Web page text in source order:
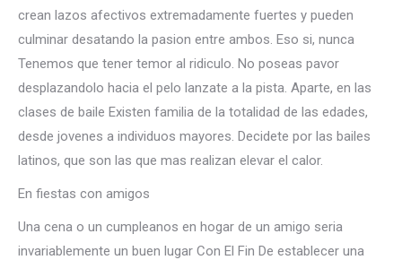
crean lazos afectivos extremadamente fuertes y pueden
culminar desatando la pasion entre ambos. Eso si, nunca
Tenemos que tener temor al ridiculo. No poseas pavor
desplazandolo hacia el pelo lanzate a la pista. Aparte, en las
clases de baile Existen familia de la totalidad de las edades,
desde jovenes a individuos mayores. Decidete por las bailes
latinos, que son las que mas realizan elevar el calor.
En fiestas con amigos
Una cena o un cumpleanos en hogar de un amigo seri­a
invariablemente un buen lugar Con El Fin De establecer una